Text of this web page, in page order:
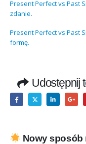
Present Perfect vs Past
zdanie.
Present Perfect vs Past
formę.
Udostępnij
Nowy sposób